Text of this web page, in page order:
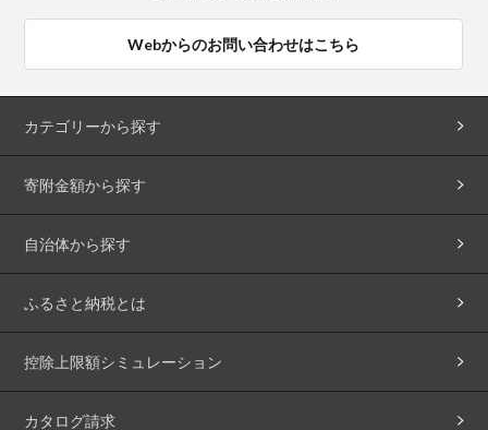
Webからのお問い合わせはこちら
カテゴリーから探す
寄附金額から探す
自治体から探す
ふるさと納税とは
控除上限額シミュレーション
カタログ請求